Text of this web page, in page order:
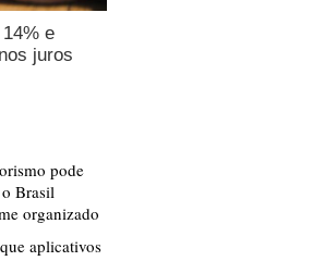
e
juros
pode
Brasil
organizado
aplicativos